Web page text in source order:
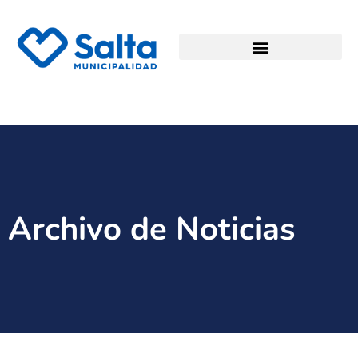
Archivo de Noticias